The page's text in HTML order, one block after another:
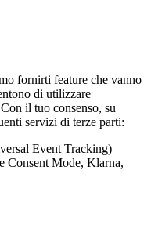
fornirti feature che vanno
di utilizzare
il tuo consenso, su
servizi di terze parti:
Event Tracking)
Consent Mode, Klarna,